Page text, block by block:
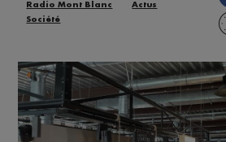
Radio Mont Blanc
Actus
Société